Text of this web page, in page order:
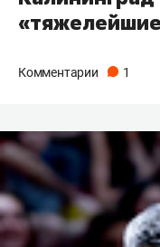
Комментарии 1